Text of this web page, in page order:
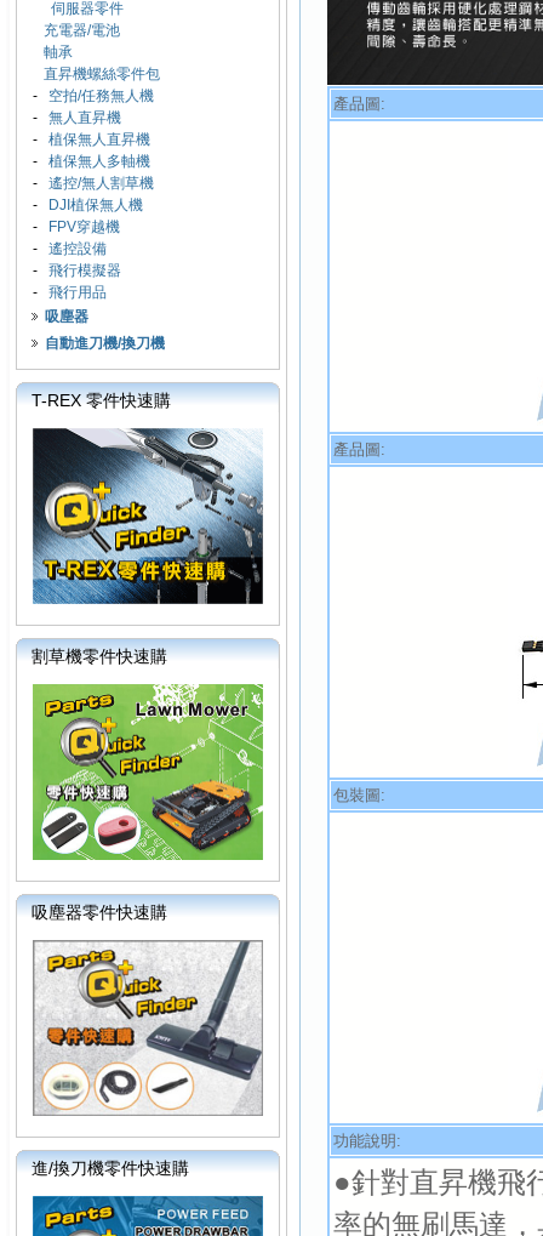
伺服器零件
充電器/電池
軸承
直昇機螺絲零件包
- 空拍/任務無人機
- 無人直昇機
- 植保無人直昇機
- 植保無人多軸機
- 遙控/無人割草機
-
DJI植保無人機
-
FPV穿越機
- 遙控設備
- 飛行模擬器
- 飛行用品
吸塵器
自動進刀機/換刀機
T-REX 零件快速購
割草機零件快速購
吸塵器零件快速購
進/換刀機零件快速購
產品圖:
產品圖:
包裝圖:
功能說明:
●針對直昇機飛
率的無刷馬達